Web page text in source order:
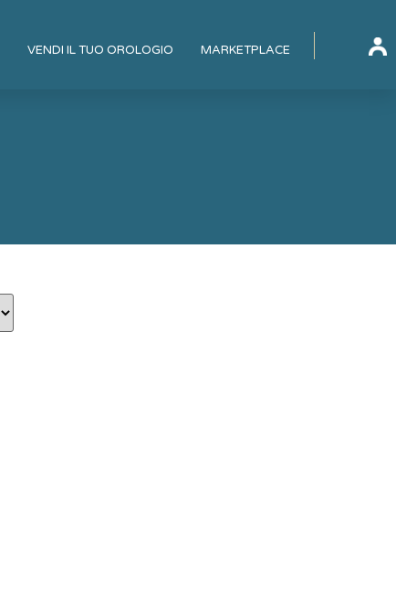
VENDI IL TUO OROLOGIO MARKETPLACE